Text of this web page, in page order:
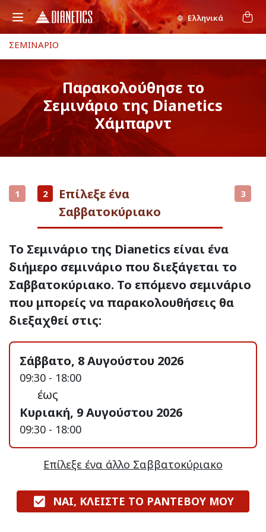
Ελληνικά
ΣΕΜΙΝΑΡΙΟ
Παρακολούθησε το
Σεμινάριο της Dianetics
Χάμπαρντ
1 2
Επίλεξε ένα
Σαββατοκύριακο
3
Το Σεμινάριο της Dianetics είναι ένα
διήμερο σεμινάριο που διεξάγεται το
Σαββατοκύριακο. Το επόμενο σεμινάριο
που μπορείς να παρακολουθήσεις θα
διεξαχθεί στις:
Σάββατο, 8 Αυγούστου 2026
09:30 - 18:00
έως
Κυριακή, 9 Αυγούστου 2026
09:30 - 18:00
Επίλεξε ένα άλλο Σαββατοκύριακο
ΝΑΙ, ΚΛΕΙΣΤΕ ΤΟ ΡΑΝΤΕΒΟΥ ΜΟΥ